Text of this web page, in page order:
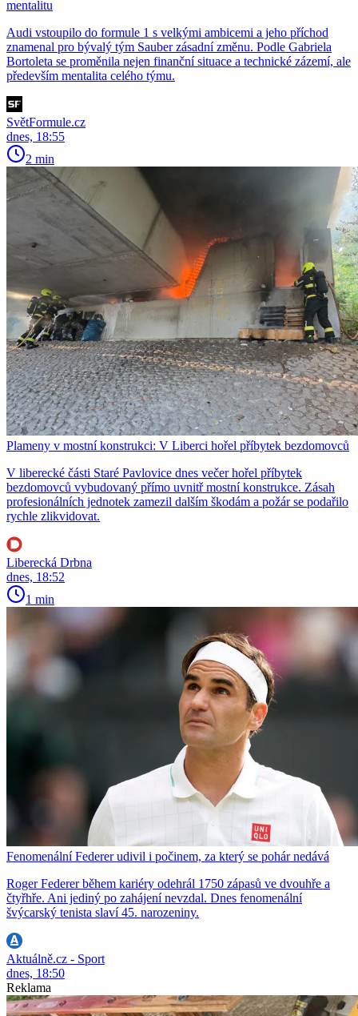
mentalitu
Audi vstoupilo do formule 1 s velkými ambicemi a jeho příchod
znamenal pro bývalý tým Sauber zásadní změnu. Podle Gabriela
Bortoleta se proměnila nejen finanční situace a technické zázemí, ale
především mentalita celého týmu.
SvětFormule.cz
dnes, 18:55
2 min
Plameny v mostní konstrukci: V Liberci hořel příbytek bezdomovců
V liberecké části Staré Pavlovice dnes večer hořel příbytek
bezdomovců vybudovaný přímo uvnitř mostní konstrukce. Zásah
profesionálních jednotek zamezil dalším škodám a požár se podařilo
rychle zlikvidovat.
Liberecká Drbna
dnes, 18:52
1 min
Fenomenální Federer udivil i počinem, za který se pohár nedává
Roger Federer během kariéry odehrál 1750 zápasů ve dvouhře a
čtyřhře. Ani jediný po zahájení nevzdal. Dnes fenomenální
švýcarský tenista slaví 45. narozeniny.
Aktuálně.cz - Sport
dnes, 18:50
Reklama